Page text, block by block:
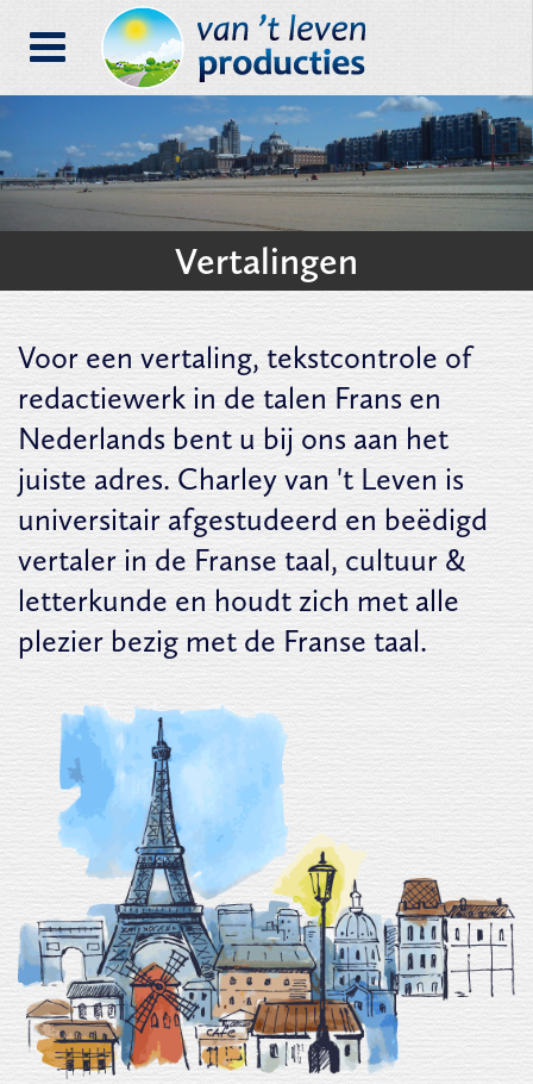
Vertalingen
Voor een vertaling, tekstcontrole of
redactiewerk in de talen Frans en
Nederlands bent u bij ons aan het
juiste adres. Charley van 't Leven is
universitair afgestudeerd en beëdigd
vertaler in de Franse taal, cultuur &
letterkunde en houdt zich met alle
plezier bezig met de Franse taal.